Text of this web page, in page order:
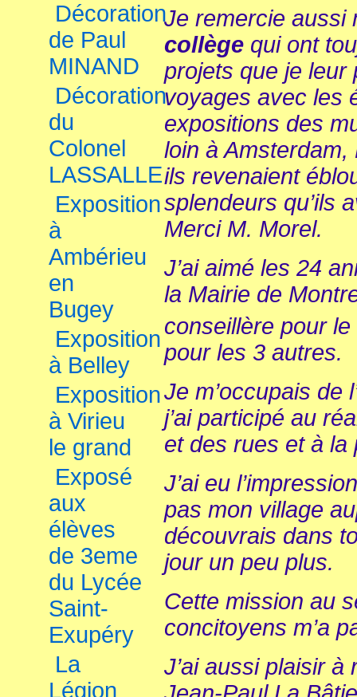
Décoration
de Paul
MINAND
Décoration
du
Colonel
LASSALLE
Exposition
à
Ambérieu
en
Bugey
Exposition
à Belley
Exposition
à Virieu
le grand
Exposé
aux
élèves
de 3eme
du Lycée
Saint-
Exupéry
La
Légion
Je remercie aussi
collège qui ont
projets que je leur
voyages avec les
expositions des
loin à Amsterdam,
ils revenaient
splendeurs qu’ils
Merci M. Morel.
J’ai aimé les 24
la Mairie de
conseillère pour le
pour les 3 autres.
Je m’occupais de
j’ai participé au
et des rues et à la
J’ai eu
pas mon village
découvrais dans
jour un peu plus.
Cette mission au
concitoyens m’a
J’ai aussi plaisir